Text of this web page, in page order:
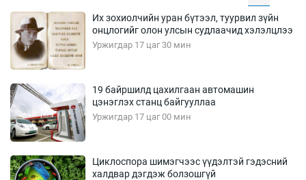
Их зохиолчийн уран бүтээл, туурвил зүйн
онцлогийг олон улсын судлаачид хэлэлцлээ
Уржигдар 17 цаг 30 мин
19 байршилд цахилгаан автомашин
цэнэглэх станц байгууллаа
Уржигдар 17 цаг 00 мин
Циклоспора шимэгчээс үүдэлтэй гэдэсний
халдвар дэгдэж болзошгүй